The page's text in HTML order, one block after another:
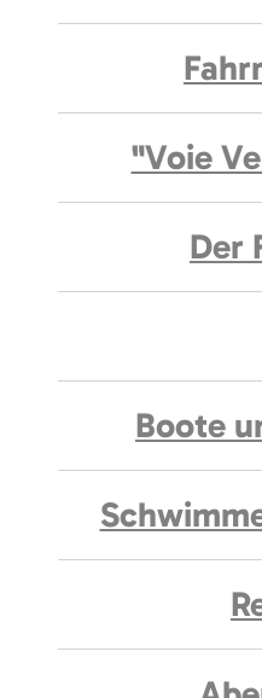
"Voie
Der
Boote